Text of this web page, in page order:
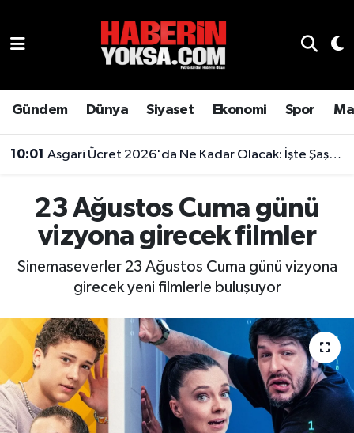
Gündem Dünya Siyaset Ekonomi Spor
10:01 Asgari Ücret 2026'da Ne Kadar Olacak: İşte Şaşırtan Rakam
23 Ağustos Cuma günü
vizyona girecek filmler
Sinemaseverler 23 Ağustos Cuma günü vizyona
girecek yeni filmlerle buluşuyor
Genel
Gündem
Otomobil
Sağlık
Teknoloji
Hava Durumu
Son Dakika Haberleri
Haber Arşivi